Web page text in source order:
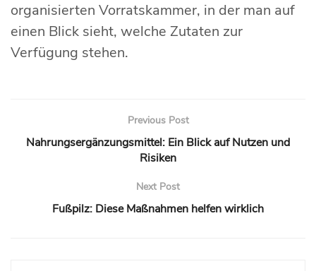
organisierten Vorratskammer, in der man auf
einen Blick sieht, welche Zutaten zur
Verfügung stehen.
Previous Post
Nahrungsergänzungsmittel: Ein Blick auf Nutzen und
Risiken
Next Post
Fußpilz: Diese Maßnahmen helfen wirklich